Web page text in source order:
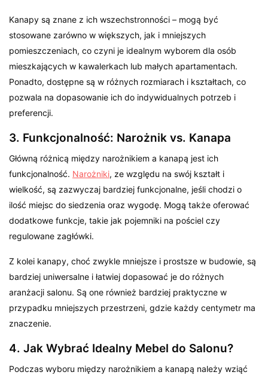
Kanapy są znane z ich wszechstronności – mogą być
stosowane zarówno w większych, jak i mniejszych
pomieszczeniach, co czyni je idealnym wyborem dla osób
mieszkających w kawalerkach lub małych apartamentach.
Ponadto, dostępne są w różnych rozmiarach i kształtach, co
pozwala na dopasowanie ich do indywidualnych potrzeb i
preferencji.
3. Funkcjonalność: Narożnik vs. Kanapa
Główną różnicą między narożnikiem a kanapą jest ich
funkcjonalność. Narożniki, ze względu na swój kształt i
wielkość, są zazwyczaj bardziej funkcjonalne, jeśli chodzi o
ilość miejsc do siedzenia oraz wygodę. Mogą także oferować
dodatkowe funkcje, takie jak pojemniki na pościel czy
regulowane zagłówki.
Z kolei kanapy, choć zwykle mniejsze i prostsze w budowie, są
bardziej uniwersalne i łatwiej dopasować je do różnych
aranżacji salonu. Są one również bardziej praktyczne w
przypadku mniejszych przestrzeni, gdzie każdy centymetr ma
znaczenie.
4. Jak Wybrać Idealny Mebel do Salonu?
Podczas wyboru między narożnikiem a kanapą należy wziąć